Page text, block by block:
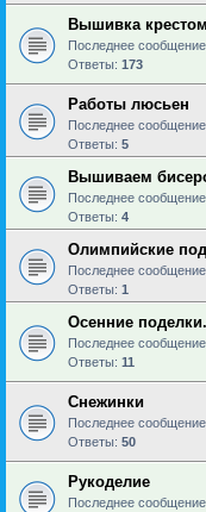
Вышивка крестом
Последнее сообщение
Ответы: 173
Работы люсьен
Последнее сообщение
Ответы: 5
Вышиваем
Последнее сообщение
Ответы: 4
Олимпийские
Последнее сообщение
Ответы: 1
Осенние поделки.
Последнее сообщение
Ответы: 11
Снежинки
Последнее сообщение
Ответы: 50
Рукоделие
Последнее сообщение